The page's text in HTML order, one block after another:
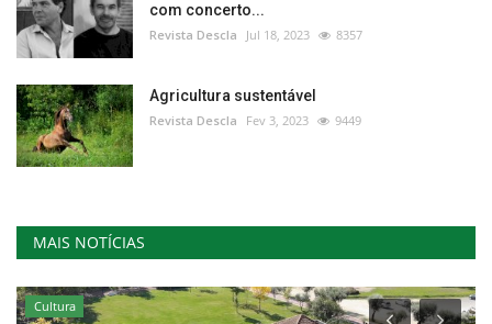
com concerto...
Revista Descla Jul 18, 2023 8357
Agricultura sustentável
Revista Descla Fev 3, 2023 9449
MAIS NOTÍCIAS
Cultura